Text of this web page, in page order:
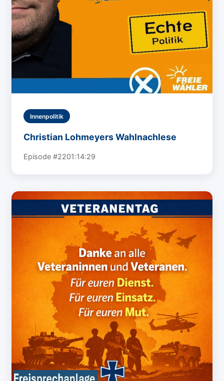
Innenpolitik
Christian Lohmeyers Wahlnachlese
Episode #2201:14:29